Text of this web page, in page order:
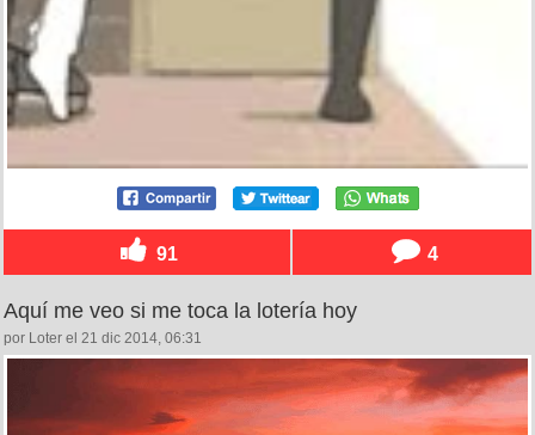
91 4
Aquí me veo si me toca la lotería hoy
por Loter el 21 dic 2014, 06:31